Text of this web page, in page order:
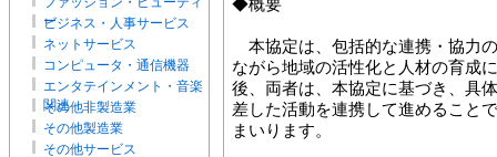
ー
ビジネス・人事サービス
ネットサービス
コンピュータ・通信機器
エンタテインメント・音楽
関連
その他非製造業
その他製造業
その他サービス
◆概要
本協定は、包括的な連携・協力
ながら地域の活性化と人材の育成
後、両者は、本協定に基づき、具
差した活動を連携して進めること
まいります。